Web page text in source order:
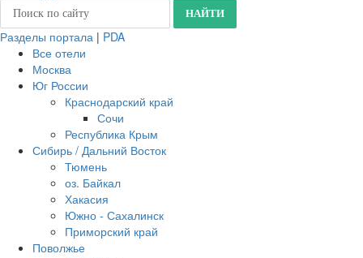
Разделы портала | PDA
Все отели
Москва
Юг России
Краснодарский край
Сочи
Республика Крым
Сибирь / Дальний Восток
Тюмень
оз. Байкал
Хакасия
Южно - Сахалинск
Приморский край
Поволжье